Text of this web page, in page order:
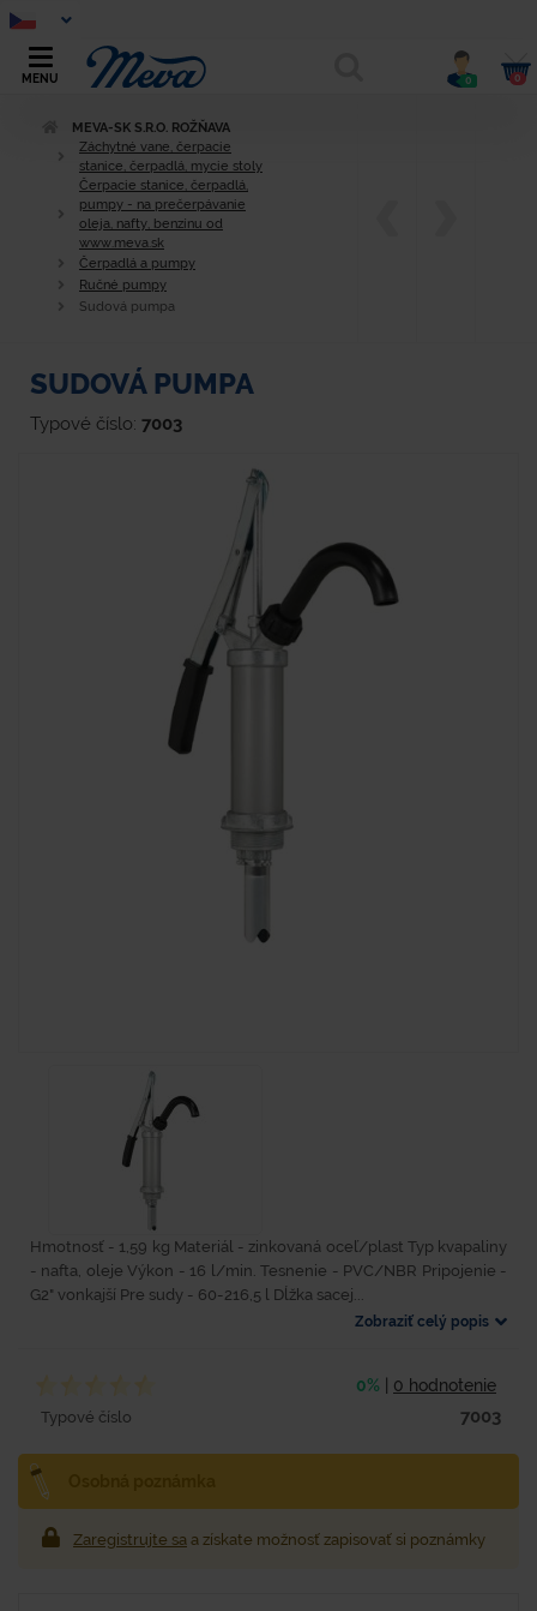
MENU 0 0
MEVA-SK S.R.O. ROŽŇAVA
Záchytné vane, čerpacie
stanice, čerpadlá, mycie stoly
Čerpacie stanice, čerpadlá,
pumpy - na prečerpávanie
oleja, nafty, benzínu od
www.meva.sk
Čerpadlá a pumpy
Ručné pumpy
Sudová pumpa
SUDOVÁ PUMPA
Typové číslo: 7003
Hmotnosť - 1,59 kg Materiál - zinkovaná oceľ/plast Typ kvapaliny
- nafta, oleje Výkon - 16 l/min. Tesnenie - PVC/NBR Pripojenie -
G2" vonkajší Pre sudy - 60-216,5 l Dĺžka sacej...
Zobraziť celý popis
0% 0 hodnotenie
Typové číslo 7003
Zaregistrujte sa a získate možnosť zapisovať si poznámky